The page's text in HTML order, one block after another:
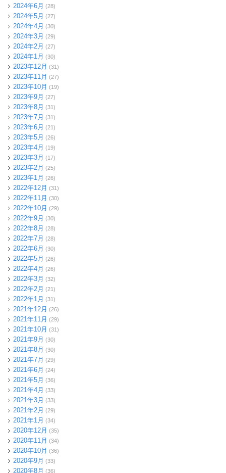
2024年6月 (28)
2024年5月 (27)
2024年4月 (30)
2024年3月 (29)
2024年2月 (27)
2024年1月 (30)
2023年12月 (31)
2023年11月 (27)
2023年10月 (19)
2023年9月 (27)
2023年8月 (31)
2023年7月 (31)
2023年6月 (21)
2023年5月 (26)
2023年4月 (19)
2023年3月 (17)
2023年2月 (25)
2023年1月 (26)
2022年12月 (31)
2022年11月 (30)
2022年10月 (29)
2022年9月 (30)
2022年8月 (28)
2022年7月 (28)
2022年6月 (30)
2022年5月 (26)
2022年4月 (26)
2022年3月 (32)
2022年2月 (21)
2022年1月 (31)
2021年12月 (26)
2021年11月 (29)
2021年10月 (31)
2021年9月 (30)
2021年8月 (30)
2021年7月 (29)
2021年6月 (24)
2021年5月 (36)
2021年4月 (33)
2021年3月 (33)
2021年2月 (29)
2021年1月 (34)
2020年12月 (35)
2020年11月 (34)
2020年10月 (36)
2020年9月 (33)
2020年8月 (36)